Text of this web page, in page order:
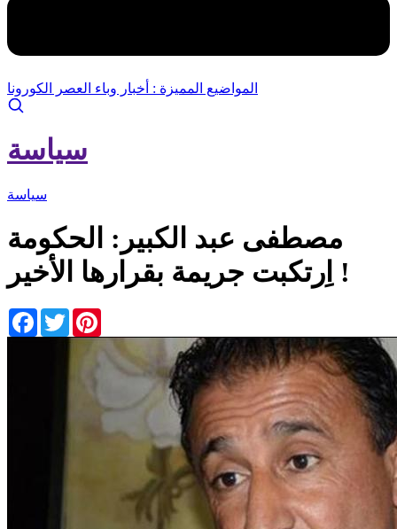
المواضيع المميزة : أخبار وباء العصر الكورونا
سياسة
سياسة
مصطفى عبد الكبير: الحكومة
اِرتكبت جريمة بقرارها الأخير !
Facebook
Twitter